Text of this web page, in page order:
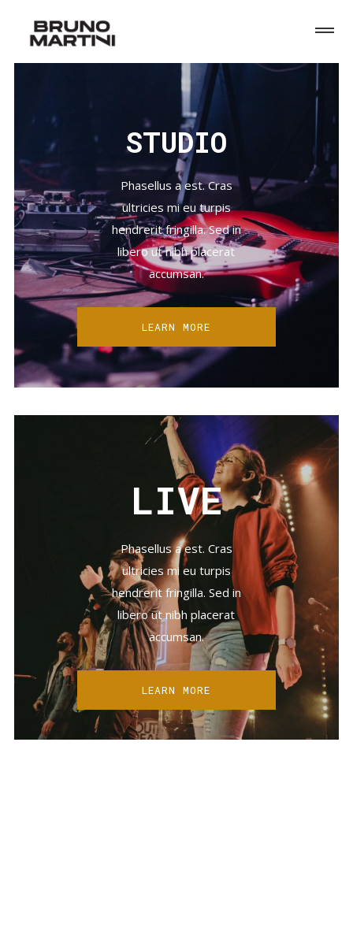
STUDIO
Phasellus a est. Cras
ultricies mi eu turpis
hendrerit fringilla. Sed in
libero ut nibh placerat
accumsan.
LEARN MORE
LIVE
Phasellus a est. Cras
ultricies mi eu turpis
hendrerit fringilla. Sed in
libero ut nibh placerat
accumsan.
LEARN MORE